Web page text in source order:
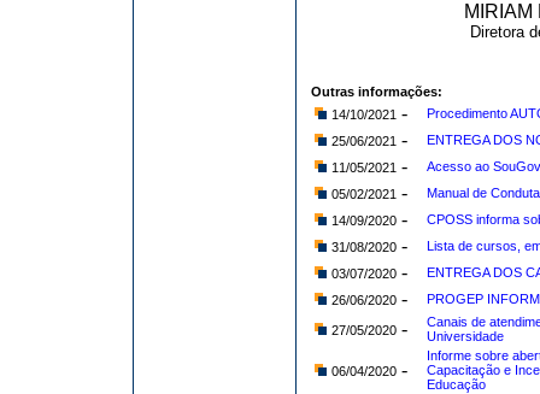
MIRIAM
Diretora
Outras informações:
14/10/2021 -
Procedimento
25/06/2021 -
ENTREGA DOS
11/05/2021 -
Acesso ao
05/02/2021 -
Manual de
14/09/2020-
CPOSS informa
31/08/2020-
Lista de cursos,
03/07/2020-
ENTREGA DOS
26/06/2020- PROGEP
27/05/2020-
Canais de
Universidade
06/04/2020-
Informe sobre
Capacitação e
Educação